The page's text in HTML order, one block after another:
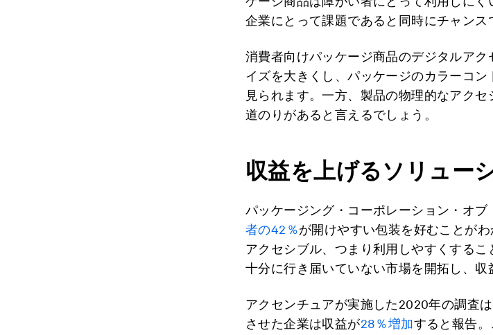
企業にとって課題であると同時にチャンス
消費者向けパッケージ商品のデジタルア
イズを大きくし、パッケージのカラーコ
見られます。一方、製品の物理的なアク
道のりがあると言えるでしょう。
収益を上げるソリュー
パッケージング・コーポレーション・オブ
者の42％が開けやすい包装を好むことが
アクセシブル、つまり利用しやすくする
十分に行き届いていない市場を開拓し、収
アクセンチュアが実施した2020年の調査
させた企業は収益が28％増加すると報告